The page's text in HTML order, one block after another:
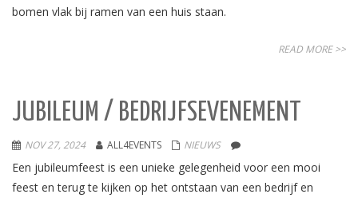
bomen vlak bij ramen van een huis staan.
READ MORE >>
JUBILEUM / BEDRIJFSEVENEMENT
NOV 27, 2024 ALL4EVENTS NIEUWS
Een jubileumfeest is een unieke gelegenheid voor een mooi
feest en terug te kijken op het ontstaan van een bedrijf en